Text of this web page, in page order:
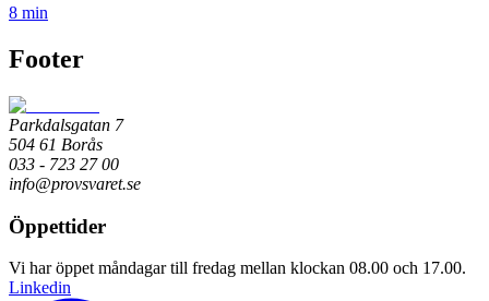
8 min
Footer
Parkdalsgatan 7
504 61 Borås
033 - 723 27 00
info@provsvaret.se
Öppettider
Vi har öppet måndagar till fredag mellan klockan 08.00 och 17.00.
Linkedin